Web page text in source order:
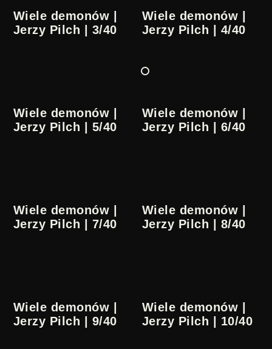
Wiele demonów |
Jerzy Pilch | 3/40
Wiele demonów |
Jerzy Pilch | 4/40
Wiele demonów |
Jerzy Pilch | 5/40
Wiele demonów |
Jerzy Pilch | 6/40
Wiele demonów |
Jerzy Pilch | 7/40
Wiele demonów |
Jerzy Pilch | 8/40
Wiele demonów |
Jerzy Pilch | 9/40
Wiele demonów |
Jerzy Pilch | 10/40